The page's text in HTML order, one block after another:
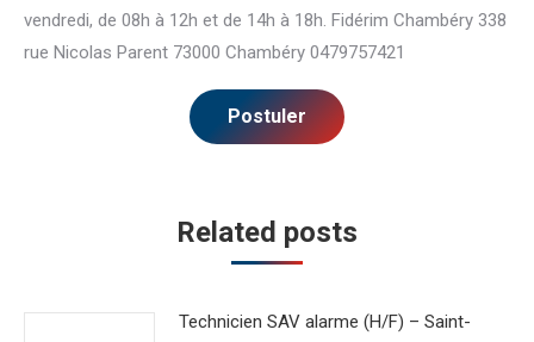
vendredi, de 08h à 12h et de 14h à 18h. Fidérim Chambéry 338
rue Nicolas Parent 73000 Chambéry 0479757421
Related posts
Technicien SAV alarme (H/F) – Saint-